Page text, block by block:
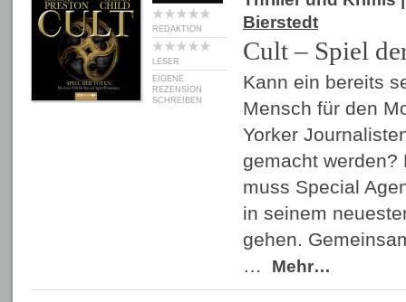
REDAKTION
LESER
EIGENE
REZENSION
SCHREIBEN
Bierstedt
Cult – Spiel
Kann ein bereits
Mensch für den
Yorker
gemacht werden?
muss Special
in seinem
gehen.
…
Mehr…